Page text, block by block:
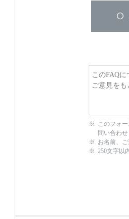
このフォ
問い合わせ
お名前、
250文字以